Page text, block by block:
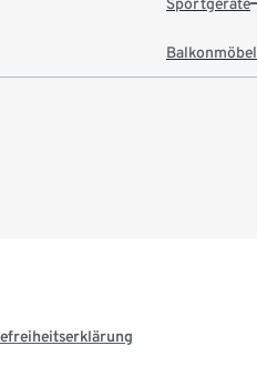
Balkonmöbel